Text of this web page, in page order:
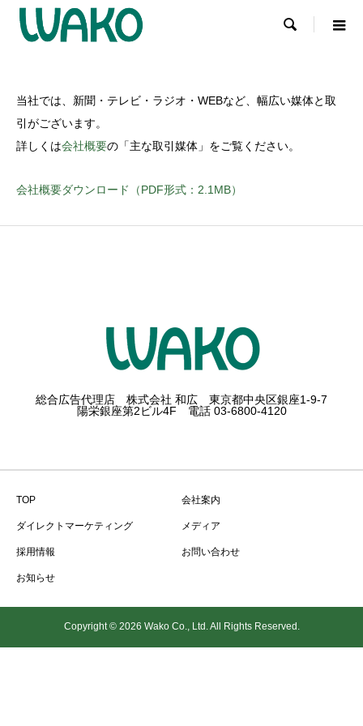

当社では、新聞・テレビ・ラジオ・WEBなど、幅広い媒体と取
引がございます。
詳しくは会社概要の「主な取引媒体」をご覧ください。
会社概要ダウンロード（PDF形式：2.1MB）
総合広告代理店 株式会社 和広 東京都中央区銀座1-9-7
陽栄銀座第2ビル4F 電話 03-6800-4120
TOP 会社案内
ダイレクトマーケティング メディア
採用情報 お問い合わせ
お知らせ
Copyright © 2026 Wako Co., Ltd. All Rights Reserved.